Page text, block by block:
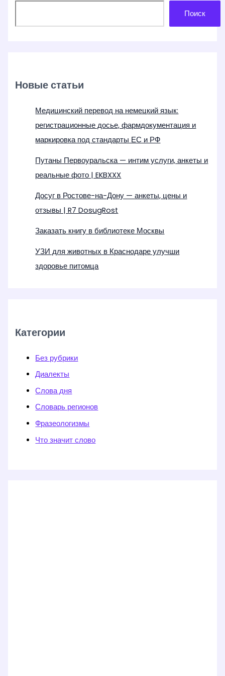
Поиск
Новые статьи
Медицинский перевод на немецкий язык:
регистрационные досье, фармдокументация и
маркировка под стандарты ЕС и РФ
Путаны Первоуральска — интим услуги, анкеты и
реальные фото | EKBXXX
Досуг в Ростове-на-Дону — анкеты, цены и
отзывы | R7 DosugRost
Заказать книгу в библиотеке Москвы
УЗИ для животных в Краснодаре улучши
здоровье питомца
Категории
Без рубрики
Диалекты
Слова дня
Словарь регионов
Фразеологизмы
Что значит слово